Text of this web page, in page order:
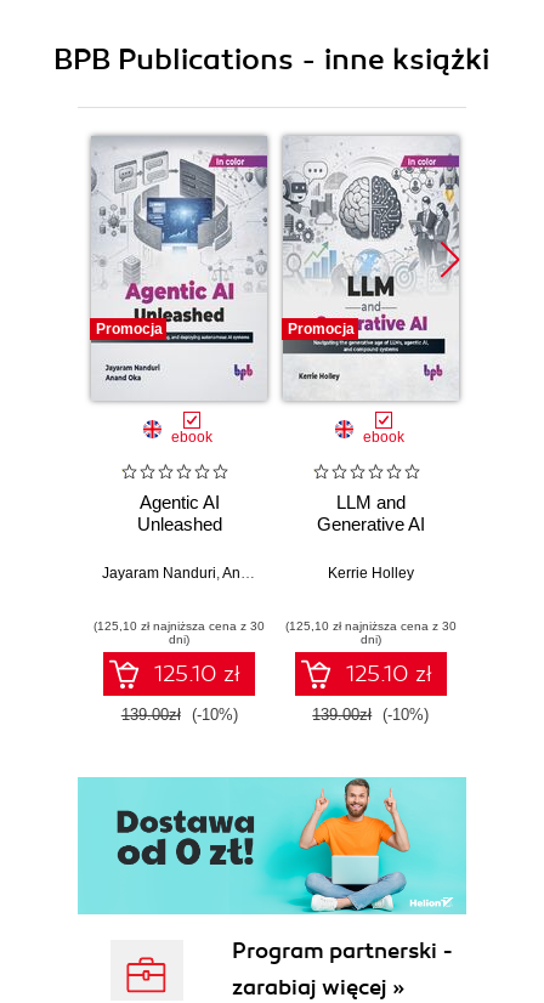
BPB Publications - inne książki
Promocja
ebook
Agentic AI
Unleashed
Jayaram Nanduri Anand Oka
(125,10 zł najniższa cena z 30
dni)
125.10 zł
139.00zł (-10%)
Promocja
ebook
LLM and
Generative AI
Kerrie Holley
(125,10 zł najniższa cena z 30
dni)
125.10 zł
139.00zł (-10%)
Program partnerski -
zarabiaj więcej »